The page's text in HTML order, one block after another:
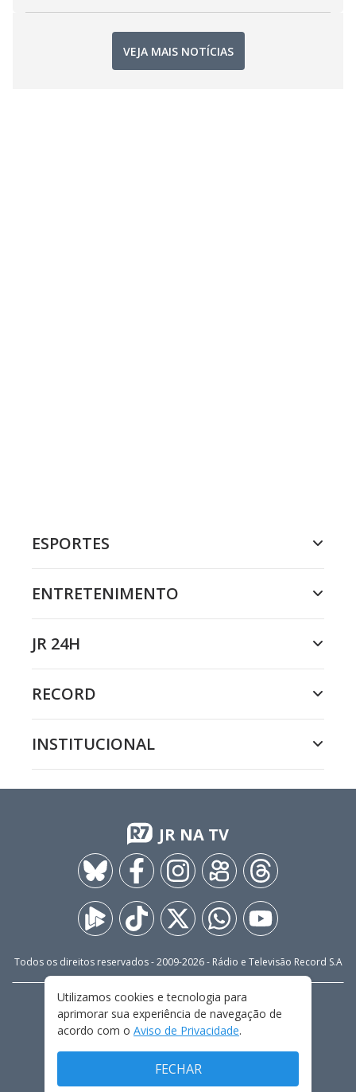
VEJA MAIS NOTÍCIAS
ESPORTES
ENTRETENIMENTO
JR 24H
RECORD
INSTITUCIONAL
JR NA TV
Todos os direitos reservados - 2009-2026- Rádio e Televisão Record S.A
FALE CONOSCO
PRIVACIDADE
TERMOS E CONDIÇÕES DE USO
Utilizamos cookies e tecnologia para
aprimorar sua experiência de navegação de
acordo com o Aviso de Privacidade.
FECHAR